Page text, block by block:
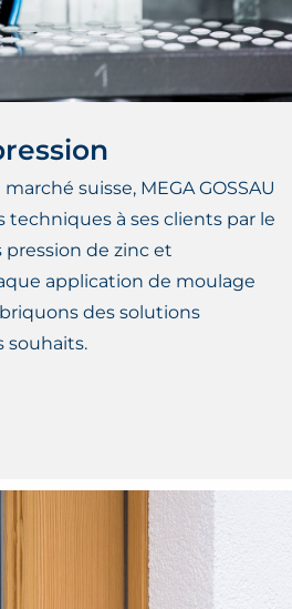
suisse, MEGA GOSSAU
techniques à ses clients par le
pression de zinc et
application de moulage
des solutions
souhaits.